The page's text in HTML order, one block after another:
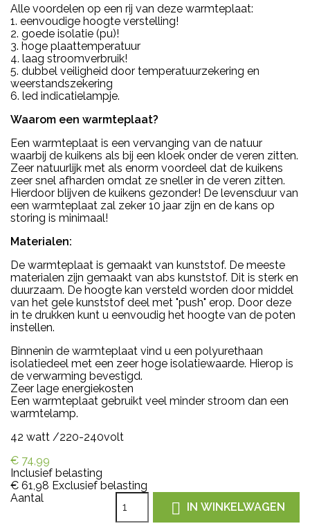
Alle voordelen op een rij van deze warmteplaat:
1. eenvoudige hoogte verstelling!
2. goede isolatie (pu)!
3. hoge plaattemperatuur
4. laag stroomverbruik!
5. dubbel veiligheid door temperatuurzekering en
weerstandszekering
6. led indicatielampje.
Waarom een warmteplaat?
Een warmteplaat is een vervanging van de natuur
waarbij de kuikens als bij een kloek onder de veren zitten.
Zeer natuurlijk met als enorm voordeel dat de kuikens
zeer snel afharden omdat ze sneller in de veren zitten.
Hierdoor blijven de kuikens gezonder! De levensduur van
een warmteplaat zal zeker 10 jaar zijn en de kans op
storing is minimaal!
Materialen:
De warmteplaat is gemaakt van kunststof. De meeste
materialen zijn gemaakt van abs kunststof. Dit is sterk en
duurzaam. De hoogte kan versteld worden door middel
van het gele kunststof deel met "push" erop. Door deze
in te drukken kunt u eenvoudig het hoogte van de poten
instellen.
Binnenin de warmteplaat vind u een polyurethaan
isolatiedeel met een zeer hoge isolatiewaarde. Hierop is
de verwarming bevestigd.
Zeer lage energiekosten
Een warmteplaat gebruikt veel minder stroom dan een
warmtelamp.
42 watt /220-240volt
€ 74,99
Inclusief belasting
€ 61,98 Exclusief belasting
Aantal
 IN WINKELWAGEN